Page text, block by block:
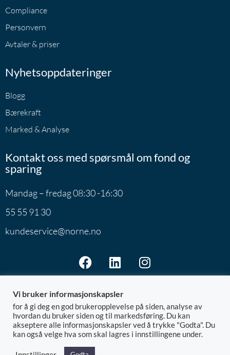
Compliance
Personvern
Avtaler & priser
Nyhetsoppdateringer
Blogg
Bærekraft
Marked & Analyse
Kontakt oss med spørsmål om fond og
sparing
Mandag – fredag 08:30 -16:30
55 55 91 30
kundeservice@norne.no
Norne Securities AS | Postboks 7801 | 5020 Bergen
@ 2026 Norne
Org.nr: 992.881.828
Vi bruker informasjonskapsler
for å gi deg en god brukeropplevelse på siden, analyse av
hvordan du bruker siden og til markedsføring. Du kan
akseptere alle informasjonskapsler ved å trykke "Godta". Du
kan også velge hva som skal lagres i innstillingene under.